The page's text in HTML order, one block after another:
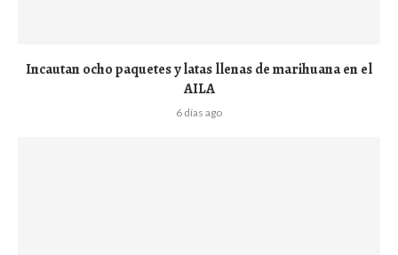
Incautan ocho paquetes y latas llenas de marihuana en el
AILA
6 días ago